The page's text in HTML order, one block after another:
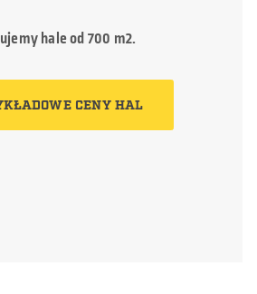
hale od 700 m2.
CENY HAL